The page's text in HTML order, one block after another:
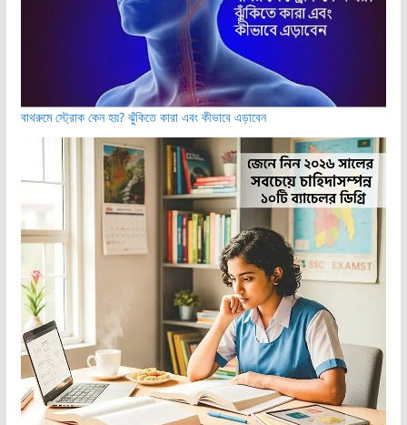
বাথরুমে স্ট্রোক কেন হয়? ঝুঁকিতে কারা এবং কীভাবে এড়াবেন